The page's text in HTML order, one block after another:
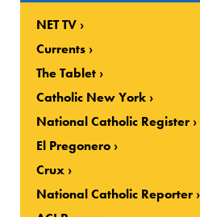
NET TV
Currents
The Tablet
Catholic New York
National Catholic Register
El Pregonero
Crux
National Catholic Reporter